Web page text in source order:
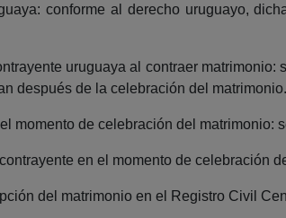
conforme al derecho uruguayo,
uruguaya al contraer
después de la celebración del matrimonio.
momento de celebración del matrimonio:
en el momento de celebración
del matrimonio en el Registro Civil